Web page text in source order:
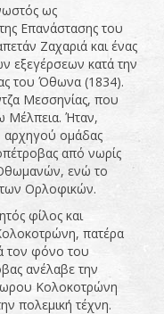
ως
Επανάστασης του
Ζαχαριά και ένας
εξεγέρσεων κατά την
του Όθωνα (1834).
Μεσσηνίας, που
Μέλπεια. Ήταν,
αρχηγού ομάδας
από νωρίς
ενώ το
Ορλοφικών.
φίλος και
πατέρα
τον φόνο του
ανέλαβε την
Κολοκοτρώνη
πολεμική τέχνη.